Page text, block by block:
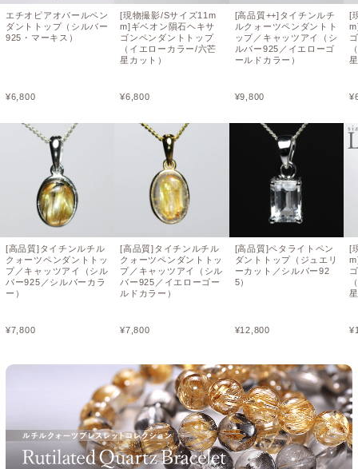
エチオピアオパールペン
ダントトップ（シルバー
925・マーキス）
¥6,800
[高品質]タイチンルチル
クォーツペンダントトッ
プ／キャッツアイ（シル
バー925／シルバーカラ
ー）
¥7,800
[現物撮影/Sサイズ11m
m]ギベオン隕石ヘキサ
ゴンペンダントトップ
（イエローカラー/六芒
星カット）
¥6,800
[高品質]タイチンルチル
クォーツペンダントトッ
プ／キャッツアイ（シル
バー925／イエローゴー
ルドカラー）
¥7,800
[高品質++]タイチンルチ
ルクォーツペンダントト
ップ／キャッツアイ（シ
ルバー925／イエローゴ
ールドカラー）
¥9,800
[高品質]ペタライトペン
ダントトップ（ジュエリ
ーカット／シルバー92
5）
¥12,800
[
¥
[
¥